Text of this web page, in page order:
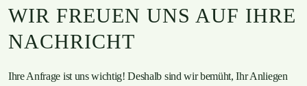
WIR FREUEN UNS AUF IHRE
NACHRICHT
Ihre Anfrage ist uns wichtig! Deshalb sind wir bemüht, Ihr Anliegen